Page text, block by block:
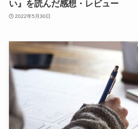
い』を読んだ感想・レビュー
2022年5月30日